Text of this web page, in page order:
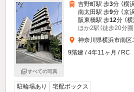
すべての写真
吉野町駅 歩3分 （横
南太田駅 歩9分 （京
阪東橋駅 歩12分 （
ほか2駅（徒歩20分圏
神奈川県横浜市南
9階建 / 4年11ヶ月 / RC
駐輪場あり 宅配ボックス